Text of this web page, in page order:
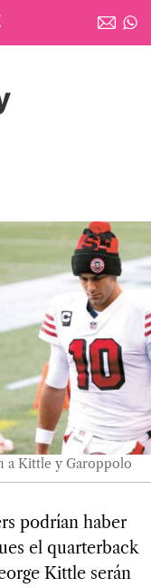
a Kittle y Garoppolo
podrían haber
el quarterback
Kittle serán